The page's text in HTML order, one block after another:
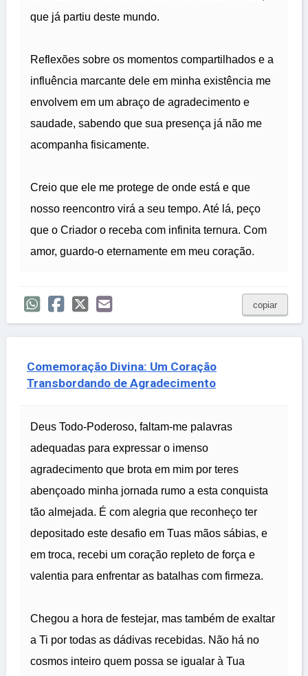
que já partiu deste mundo.
Reflexões sobre os momentos compartilhados e a
influência marcante dele em minha existência me
envolvem em um abraço de agradecimento e
saudade, sabendo que sua presença já não me
acompanha fisicamente.
Creio que ele me protege de onde está e que
nosso reencontro virá a seu tempo. Até lá, peço
que o Criador o receba com infinita ternura. Com
amor, guardo-o eternamente em meu coração.
copiar
Comemoração Divina: Um Coração
Transbordando de Agradecimento
Deus Todo-Poderoso, faltam-me palavras
adequadas para expressar o imenso
agradecimento que brota em mim por teres
abençoado minha jornada rumo a esta conquista
tão almejada. É com alegria que reconheço ter
depositado este desafio em Tuas mãos sábias, e
em troca, recebi um coração repleto de força e
valentia para enfrentar as batalhas com firmeza.
Chegou a hora de festejar, mas também de exaltar
a Ti por todas as dádivas recebidas. Não há no
cosmos inteiro quem possa se igualar à Tua